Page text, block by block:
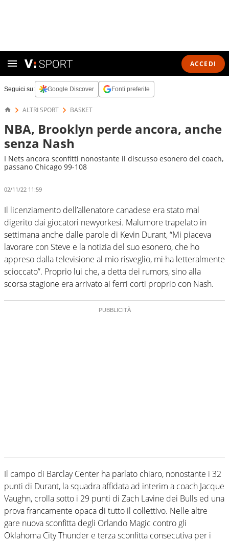
ACCEDI
Seguici su: Google Discover Fonti preferite
ALTRI SPORT BASKET
NBA, Brooklyn perde ancora, anche
senza Nash
I Nets ancora sconfitti nonostante il discusso esonero del coach,
passano Chicago 99-108
02/11/22 11:59
Il licenziamento dell’allenatore canadese era stato mal
digerito dai giocatori newyorkesi. Malumore trapelato in
settimana anche dalle parole di Kevin Durant, “Mi piaceva
lavorare con Steve e la notizia del suo esonero, che ho
appreso dalla televisione al mio risveglio, mi ha letteralmente
scioccato”. Proprio lui che, a detta dei rumors, sino alla
scorsa stagione era arrivato ai ferri corti proprio con Nash.
Il campo di Barclay Center ha parlato chiaro, nonostante i 32
punti di Durant, la squadra affidata ad interim a coach Jacque
Vaughn, crolla sotto i 29 punti di Zach Lavine dei Bulls ed una
prova francamente opaca di tutto il collettivo. Nelle altre
gare nuova sconfitta degli Orlando Magic contro gli
Oklahoma City Thunder e terza sconfitta consecutiva per i